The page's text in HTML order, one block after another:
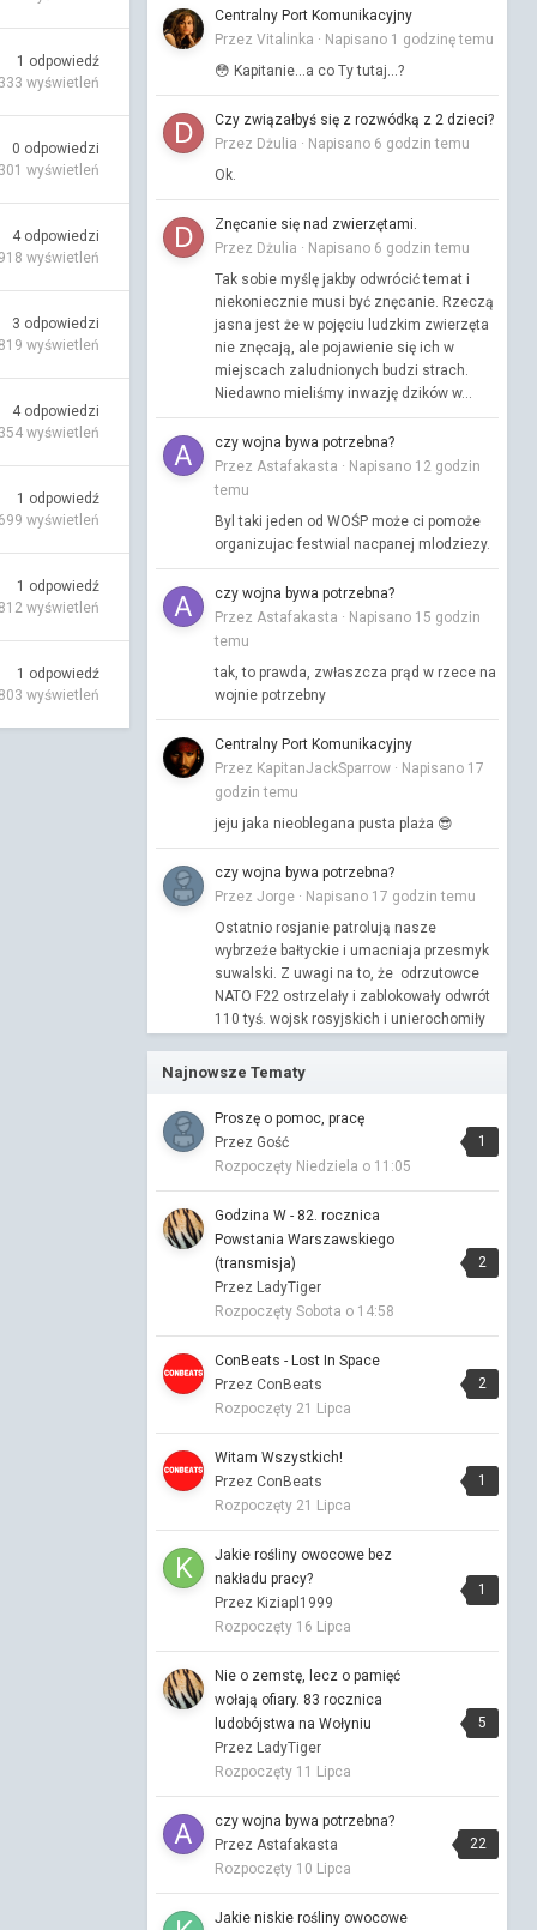
1 odpowiedź
333 wyświetleń
0 odpowiedzi
301 wyświetleń
4 odpowiedzi
wyświetleń
3 odpowiedzi
wyświetleń
4 odpowiedzi
wyświetleń
1 odpowiedź
wyświetleń
1 odpowiedź
wyświetleń
1 odpowiedź
wyświetleń
Centralny Port Komunikacyjny
Przez Vitalinka · Napisano 1 godzinę temu
😳 Kapitanie...a co Ty tutaj...?
Czy związałbyś się z rozwódką z 2 dzieci?
Przez Dżulia · Napisano 6 godzin temu
Ok.
Znęcanie się nad zwierzętami.
Przez Dżulia · Napisano 6 godzin temu
Tak sobie myślę jakby odwrócić temat i
niekoniecznie musi być znęcanie. Rzeczą
jasna jest że w pojęciu ludzkim zwierzęta
nie znęcają, ale pojawienie się ich w
miejscach zaludnionych budzi strach.
Niedawno mieliśmy inwazję dzików w...
czy wojna bywa potrzebna?
Przez Astafakasta · Napisano 12 godzin
temu
Byl taki jeden od WOŚP może ci pomoże
organizujac festwial nacpanej mlodziezy.
czy wojna bywa potrzebna?
Przez Astafakasta · Napisano 15 godzin
temu
tak, to prawda, zwłaszcza prąd w rzece na
wojnie potrzebny
Centralny Port Komunikacyjny
Przez KapitanJackSparrow · Napisano 17
godzin temu
jeju jaka nieoblegana pusta plaża 😎
czy wojna bywa potrzebna?
Przez Jorge · Napisano 17 godzin temu
Ostatnio rosjanie patrolują nasze
wybrzeźe bałtyckie i umacniaja przesmyk
suwalski. Z uwagi na to, że odrzutowce
NATO F22 ostrzelały i zablokowały odwrót
110 tyś. wojsk rosyjskich i unierochomiły
Przez Astafakasta ·Napisano
temu
Każdy sobie rzepkę skrobie. Ja rozumiem
pomóc komuś komu się noga w życiu
powinęła, a żyje, ale jak ktoś ręce i rozum
ma to chyba umie na siebie zarobić. Nie
rozumiem tych roszczeń "artystów", może
to woda na młyn.
Dziś narysowałem
Przez Astafakasta ·Napisano
temu
Muzyczna Kawiarenka
Przez Vitalinka ·Napisano 18 godzin temu
Przez Vitalinka ·
Napisano
temu
nieprawda🙂
Porozmawiajmy o zdrowiu : )
Przez Vitalinka ·Napisano23 godziny
temu
Miałam napisać : na plaży nad morzem
należy smażyć się od rana do wieczora
🙂 że taki "przykaz" Nie napiszę, bo mnie
znajdziesz🙂
Porozmawiajmy o zdrowiu : )
Przez KapitanJackSparrow ·
wczoraj o 04:46
z tym modleniem to już przesada:)
Najnowsze Tematy
1
Proszę o pomoc, pracę
Przez Gość
Rozpoczęty Niedziela o 11:05
2
Godzina W - 82. rocznica
Powstania Warszawskiego
(transmisja)
Przez LadyTiger
Rozpoczęty Sobota o 14:58
2
ConBeats - Lost In Space
Przez ConBeats
Rozpoczęty 21 Lipca
1
Witam Wszystkich!
Przez ConBeats
Rozpoczęty 21 Lipca
1
Jakie rośliny owocowe bez
nakładu pracy?
Przez Kiziapl1999
Rozpoczęty 16 Lipca
5
Nie o zemstę, lecz o pamięć
wołają ofiary. 83 rocznica
ludobójstwa na Wołyniu
Przez LadyTiger
Rozpoczęty 11 Lipca
22
czy wojna bywa potrzebna?
Przez Astafakasta
Rozpoczęty 10 Lipca
Jakie niskie rośliny owocowe